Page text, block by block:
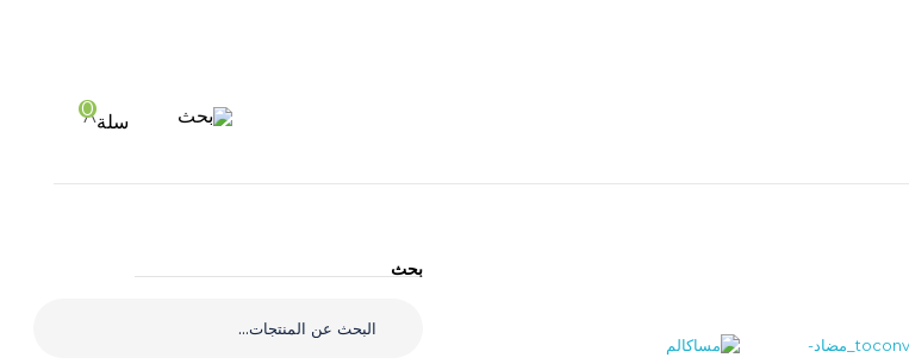
بحث 0
سلة
بحث